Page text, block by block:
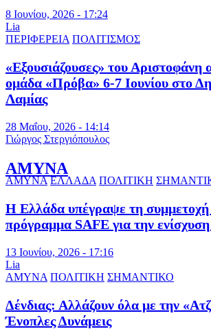
8 Ιουνίου, 2026 - 17:24
Lia
ΠΕΡΙΦΕΡΕΙΑ ΠΟΛΙΤΙΣΜΟΣ
«Εξουσιάζουσες» του Αριστοφάνη
ομάδα «Πρόβα» 6-7 Ιουνίου στο
Λαμίας
28 Μαΐου, 2026 - 14:14
Γιώργος Στεργιόπουλος
ΑΜΥΝΑ
ΑΜΥΝΑ ΕΛΛΑΔΑ ΠΟΛΙΤΙΚΗ
Η Ελλάδα υπέγραψε τη συμμετοχή
πρόγραμμα SAFE για την
13 Ιουνίου, 2026 - 17:16
Lia
ΑΜΥΝΑ ΠΟΛΙΤΙΚΗ ΣΗΜΑΝΤΙΚΟ
Δένδιας: Αλλάζουν όλα με την
Ένοπλες Δυνάμεις